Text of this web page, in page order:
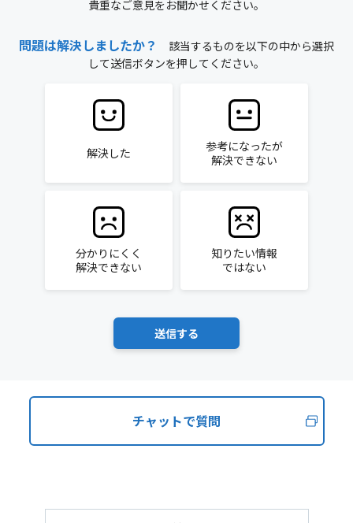
貴重なご意見をお聞かせください。
問題は解決しましたか？
該当するものを以下の中から選択
して送信ボタンを押してください。
解決した
参考になったが
解決できない
分かりにくく
解決できない
知りたい情報
ではない
チャットで質問